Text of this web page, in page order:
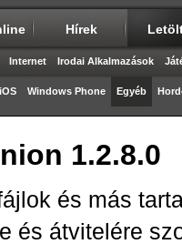
Hírek
Internet Irodai Alkalmazások
iOS Windows Phone Egyéb
1.2.8.0
és más
és átvitelére